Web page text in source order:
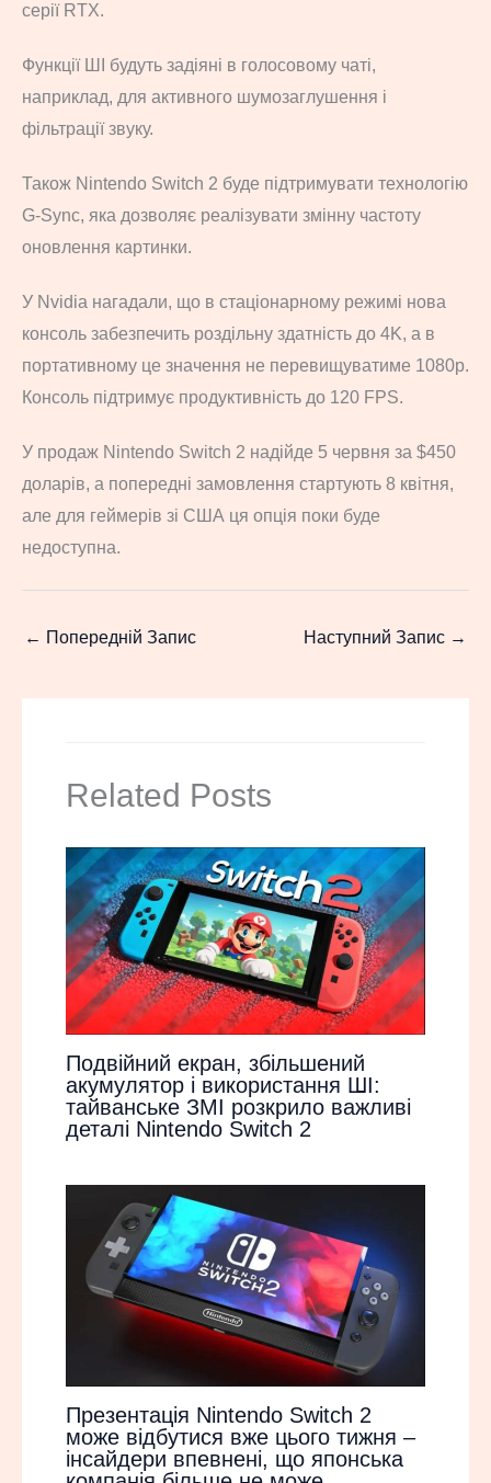
серії RTX.
Функції ШІ будуть задіяні в голосовому чаті,
наприклад, для активного шумозаглушення і
фільтрації звуку.
Також Nintendo Switch 2 буде підтримувати технологію
G-Sync, яка дозволяє реалізувати змінну частоту
оновлення картинки.
У Nvidia нагадали, що в стаціонарному режимі нова
консоль забезпечить роздільну здатність до 4K, а в
портативному це значення не перевищуватиме 1080p.
Консоль підтримує продуктивність до 120 FPS.
У продаж Nintendo Switch 2 надійде 5 червня за $450
доларів, а попередні замовлення стартують 8 квітня,
але для геймерів зі США ця опція поки буде
недоступна.
← Попередній Запис Наступний Запис →
Related Posts
Подвійний екран, збільшений
акумулятор і використання ШІ:
тайванське ЗМІ розкрило важливі
деталі Nintendo Switch 2
Презентація Nintendo Switch 2
може відбутися вже цього тижня –
інсайдери впевнені, що японська